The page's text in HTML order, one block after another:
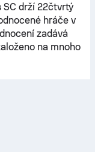
SC drží 22čtvrtý
hráče v
zadává
na mnoho